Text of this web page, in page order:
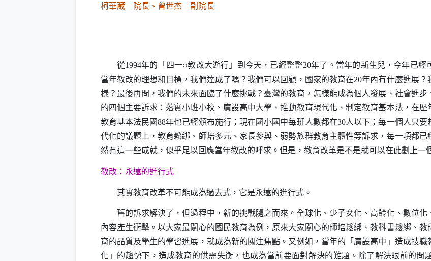
柯華葳 院長、曾世杰 副院長
從1994年的「四一○教改大遊行」到今天，已經整整20年了。當年的新生兒，今年已經
當年教改的理想和目標，我們達成了嗎？我們可以回顧，國家的教育在20年內有什麼進展？
樣？最後再問，我們的未來面臨了什麼挑戰？臺灣的教育，怎樣能成為個人發展、社會進
的四個主要訴求：落實小班小校、廣設高中大學、推動教育現代化、制定教育基本法，在歷
教育基本法民國88年也已經頒布施行；現在國小國中每班人數都在30人以下；每一個人只
代化的議題上，教育鬆綁、師培多元、家長參與、弱勢族群教育主體性等訴求，每一項都
然有這一些成就，似乎足以回應當年教改的呼求。但是，教育改革是不是就可以在此劃上一
教改：永遠的進行式
其實教育改革不可能成為過去式，它是永遠的進行式。
舊的訴求解決了，但過程中，新的挑戰隨之而來。全球化、少子女化、高齡化、數位
內容產生衝擊。以大家最關心的國民教育為例，原來大家關心的師培鬆綁、教科書鬆綁、
育的品質及學生的學習進展，就成為新的關注焦點。又例如，當年的「廣設高中」造成技
化」的趨勢下，造成教育的供需失衡，也成為當前要面對解決的難題。除了解決眼前的問